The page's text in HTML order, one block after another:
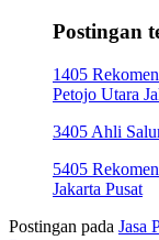
Postingan
1405
Petojo Utara
3405 Ahli
5405
Jakarta Pusat
Postingan pada Jasa